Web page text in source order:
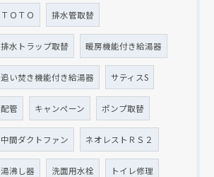
ＴＯＴＯ 排水管取替
排水トラップ取替 暖房機能付き給湯器
追い焚き機能付き給湯器 サティスS
配管 キャンペーン ポンプ取替
中間ダクトファン ネオレストＲＳ２
湯沸し器 洗面用水栓 トイレ修理